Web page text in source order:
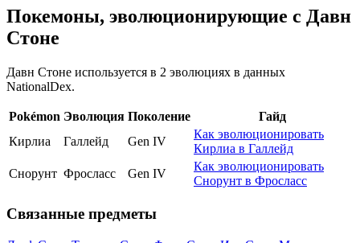
Покемоны, эволюционирующие с Давн
Стоне
Давн Стоне используется в 2 эволюциях в данных
NationalDex.
Pokémon Эволюция Поколение
Гайд
Кирлиа
Галлейд Gen IV
Как эволюционировать
Кирлиа в Галлейд
Снорунт Фросласс Gen IV
Как эволюционировать
Снорунт в Фросласс
Связанные предметы